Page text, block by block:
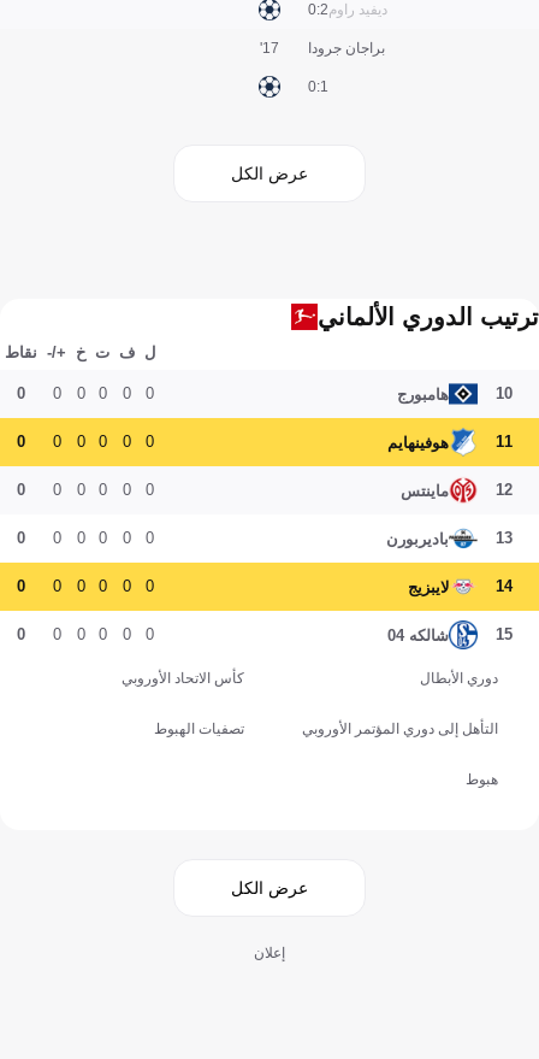
ديفيد راوم2:0
براجان جرودا
1:0
17'
عرض الكل
ترتيب الدوري الألماني
ل ف ت خ +/- نقاط
10 هامبورج 0
0
0
0
0
0
11 هوفينهايم 0
0
0
0
0
0
12 ماينتس 0
0
0
0
0
0
13 باديربورن 0
0
0
0
0
0
14 لايبزيج 0
0
0
0
0
0
15 شالكه 04 0
0
0
0
0
0
دوري الأبطال كأس الاتحاد الأوروبي
التأهل إلى دوري المؤتمر الأوروبي تصفيات الهبوط
هبوط
عرض الكل
إعلان